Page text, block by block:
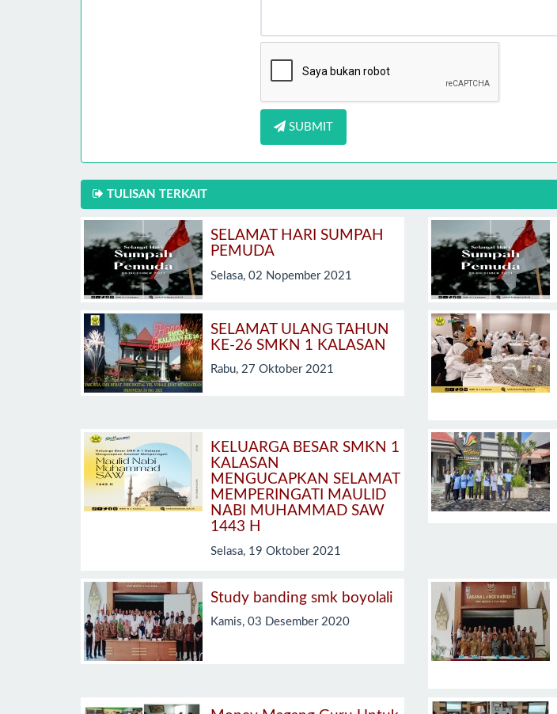
SUBMIT
TULISAN TERKAIT
SELAMAT HARI SUMPAH
PEMUDA
Selasa, 02 Nopember 2021
SELAMAT ULANG TAHUN
KE-26 SMKN 1 KALASAN
Rabu, 27 Oktober 2021
KELUARGA BESAR SMKN 1
KALASAN
MENGUCAPKAN SELAMAT
MEMPERINGATI MAULID
NABI MUHAMMAD SAW
1443 H
Selasa, 19 Oktober 2021
Study banding smk boyolali
Kamis, 03 Desember 2020